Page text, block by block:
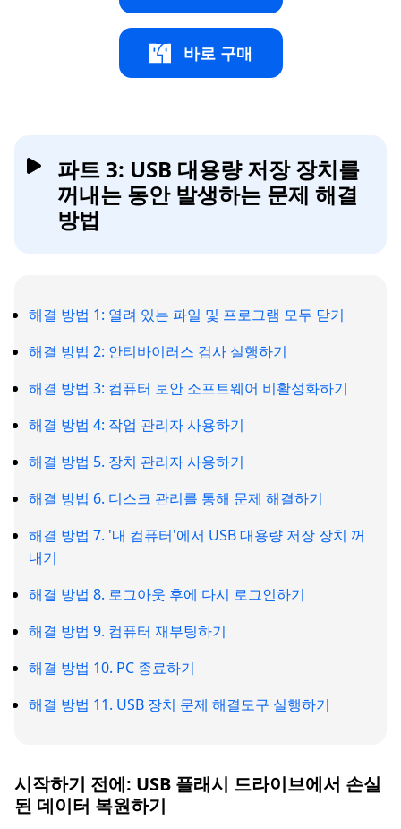
바로 구매
파트 3: USB 대용량 저장 장치를
꺼내는 동안 발생하는 문제 해결
방법
해결 방법 1: 열려 있는 파일 및 프로그램 모두 닫기
해결 방법 2: 안티바이러스 검사 실행하기
해결 방법 3: 컴퓨터 보안 소프트웨어 비활성화하기
해결 방법 4: 작업 관리자 사용하기
해결 방법 5. 장치 관리자 사용하기
해결 방법 6. 디스크 관리를 통해 문제 해결하기
해결 방법 7. '내 컴퓨터'에서 USB 대용량 저장 장치 꺼
내기
해결 방법 8. 로그아웃 후에 다시 로그인하기
해결 방법 9. 컴퓨터 재부팅하기
해결 방법 10. PC 종료하기
해결 방법 11. USB 장치 문제 해결도구 실행하기
시작하기 전에: USB 플래시 드라이브에서 손실
된 데이터 복원하기